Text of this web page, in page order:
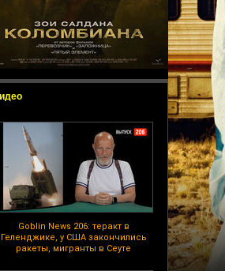
Goblin News 206: теракт в
Геленджике, у США закончились
ракеты, мигранты в Сеуте